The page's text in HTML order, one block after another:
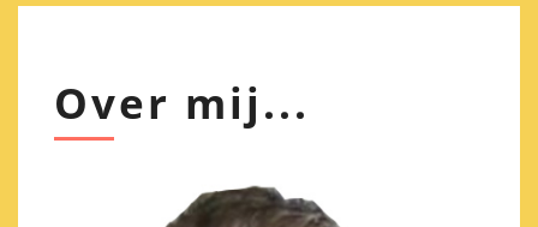
Over mij...